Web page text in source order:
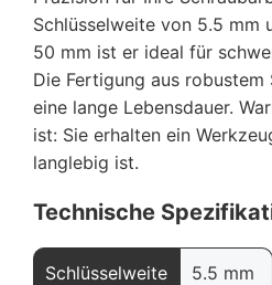
Schlüsselweite von 5.5 mm
50 mm ist er ideal für
Die Fertigung aus
eine lange Lebensdauer.
ist: Sie erhalten ein
langlebig ist.
Technische
Schlüsselweite 5.5 mm